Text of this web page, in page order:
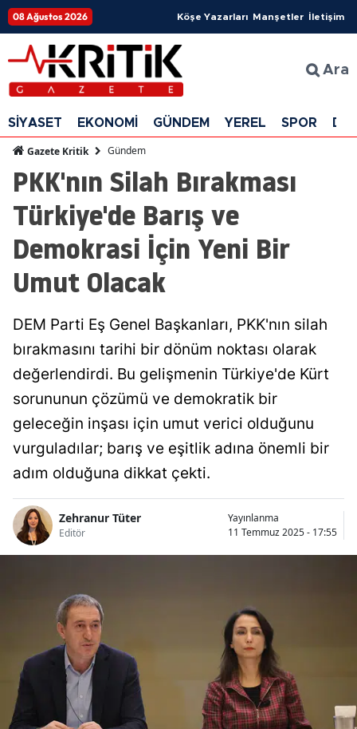
08 Ağustos 2026 Köşe Yazarları Manşetler İletişim
Ara
SİYASET EKONOMİ GÜNDEM YEREL SPOR
Gazete Kritik Gündem
PKK'nın Silah Bırakması
Türkiye'de Barış ve
Demokrasi İçin Yeni Bir
Umut Olacak
DEM Parti Eş Genel Başkanları, PKK'nın silah
bırakmasını tarihi bir dönüm noktası olarak
değerlendirdi. Bu gelişmenin Türkiye'de Kürt
sorununun çözümü ve demokratik bir
geleceğin inşası için umut verici olduğunu
vurguladılar; barış ve eşitlik adına önemli bir
adım olduğuna dikkat çekti.
Zehranur Tüter
Editör
Yayınlanma
11 Temmuz 2025 - 17:55